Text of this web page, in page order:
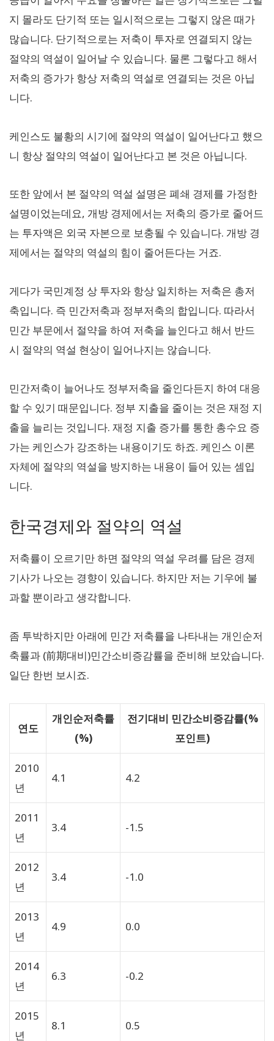
지 몰라도 단기적 또는 일시적으로는 그렇지 않은 때가
많습니다. 단기적으로는 저축이 투자로 연결되지 않는
절약의 역설이 일어날 수 있습니다. 물론 그렇다고 해서
저축의 증가가 항상 저축의 역설로 연결되는 것은 아닙
니다.
케인스도 불황의 시기에 절약의 역설이 일어난다고 했으
니 항상 절약의 역설이 일어난다고 본 것은 아닙니다.
또한 앞에서 본 절약의 역설 설명은 폐쇄 경제를 가정한
설명이었는데요, 개방 경제에서는 저축의 증가로 줄어드
는 투자액은 외국 자본으로 보충될 수 있습니다. 개방 경
제에서는 절약의 역설의 힘이 줄어든다는 거죠.
게다가 국민계정 상 투자와 항상 일치하는 저축은 총저
축입니다. 즉 민간저축과 정부저축의 합입니다. 따라서
민간 부문에서 절약을 하여 저축을 늘인다고 해서 반드
시 절약의 역설 현상이 일어나지는 않습니다.
민간저축이 늘어나도 정부저축을 줄인다든지 하여 대응
할 수 있기 때문입니다. 정부 지출을 줄이는 것은 재정 지
출을 늘리는 것입니다. 재정 지출 증가를 통한 총수요 증
가는 케인스가 강조하는 내용이기도 하죠. 케인스 이론
자체에 절약의 역설을 방지하는 내용이 들어 있는 셈입
니다.
한국경제와 절약의 역설
저축률이 오르기만 하면 절약의 역설 우려를 담은 경제
기사가 나오는 경향이 있습니다. 하지만 저는 기우에 불
과할 뿐이라고 생각합니다.
좀 투박하지만 아래에 민간 저축률을 나타내는 개인순저
축률과 (前期대비)민간소비증감률을 준비해 보았습니다.
일단 한번 보시죠.
연도
개인순저축률
(%)
전기대비 민간소비증감률(%
포인트)
2010
년
4.1 4.2
2011
년
3.4 -1.5
2012
년
3.4 -1.0
2013
년
4.9 0.0
2014
년
6.3 -0.2
2015
년
8.1 0.5